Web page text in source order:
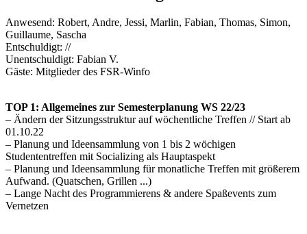
Anwesend: Robert, Andre, Jessi, Marlin, Fabian, Thomas, Simon,
Guillaume, Sascha
Entschuldigt: //
Unentschuldigt: Fabian V.
Gäste: Mitglieder des FSR-Winfo
TOP 1: Allgemeines zur Semesterplanung WS 22/23
– Ändern der Sitzungsstruktur auf wöchentliche Treffen // Start ab
01.10.22
– Planung und Ideensammlung von 1 bis 2 wöchigen
Studententreffen mit Socializing als Hauptaspekt
– Planung und Ideensammlung für monatliche Treffen mit größerem
Aufwand. (Quatschen, Grillen ...)
– Lange Nacht des Programmierens & andere Spaßevents zum
Vernetzen